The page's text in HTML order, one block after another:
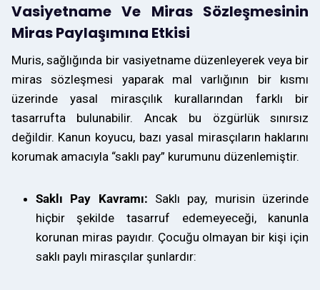
Vasiyetname Ve Miras Sözleşmesinin
Miras Paylaşımına Etkisi
Muris, sağlığında bir vasiyetname düzenleyerek veya bir
miras sözleşmesi yaparak mal varlığının bir kısmı
üzerinde yasal mirasçılık kurallarından farklı bir
tasarrufta bulunabilir. Ancak bu özgürlük sınırsız
değildir. Kanun koyucu, bazı yasal mirasçıların haklarını
korumak amacıyla “saklı pay” kurumunu düzenlemiştir.
Saklı Pay Kavramı: Saklı pay, murisin üzerinde
hiçbir şekilde tasarruf edemeyeceği, kanunla
korunan miras payıdır. Çocuğu olmayan bir kişi için
saklı paylı mirasçılar şunlardır: